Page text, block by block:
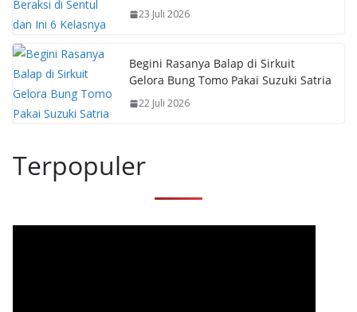
23 Juli 2026
Begini Rasanya Balap di Sirkuit
Gelora Bung Tomo Pakai Suzuki Satria
22 Juli 2026
Terpopuler